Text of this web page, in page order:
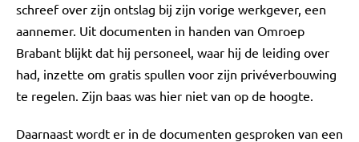
schreef over zijn ontslag bij zijn vorige werkgever, een
aannemer. Uit documenten in handen van Omroep
Brabant blijkt dat hij personeel, waar hij de leiding over
had, inzette om gratis spullen voor zijn privéverbouwing
te regelen. Zijn baas was hier niet van op de hoogte.
Daarnaast wordt er in de documenten gesproken van een